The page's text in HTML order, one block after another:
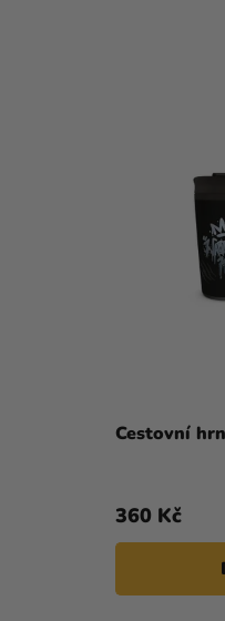
D
K
T
Ů
Cestovní
360 Kč